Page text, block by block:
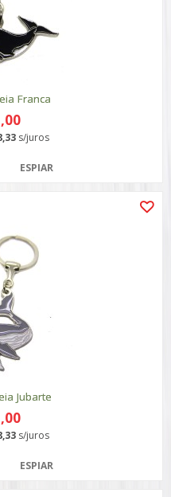
Franca
s/juros
ESPIAR
Jubarte
s/juros
ESPIAR